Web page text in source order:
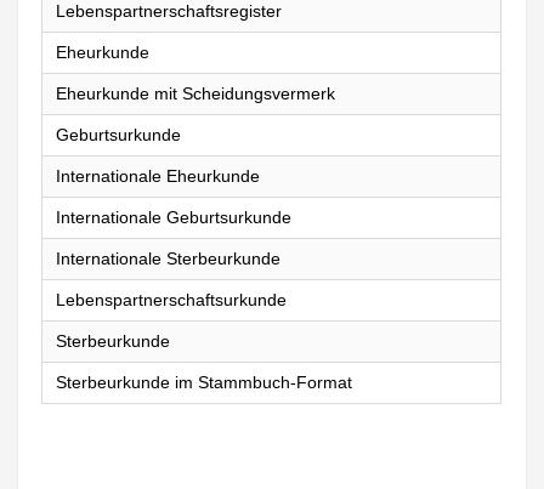
Lebenspartnerschaftsregister
Eheurkunde
Eheurkunde mit Scheidungsvermerk
Geburtsurkunde
Internationale Eheurkunde
Internationale Geburtsurkunde
Internationale Sterbeurkunde
Lebenspartnerschaftsurkunde
Sterbeurkunde
Sterbeurkunde im Stammbuch-Format